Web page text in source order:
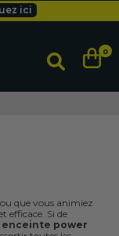
ici
ici
0
que vous animiez
efficace. Si de
enceinte power